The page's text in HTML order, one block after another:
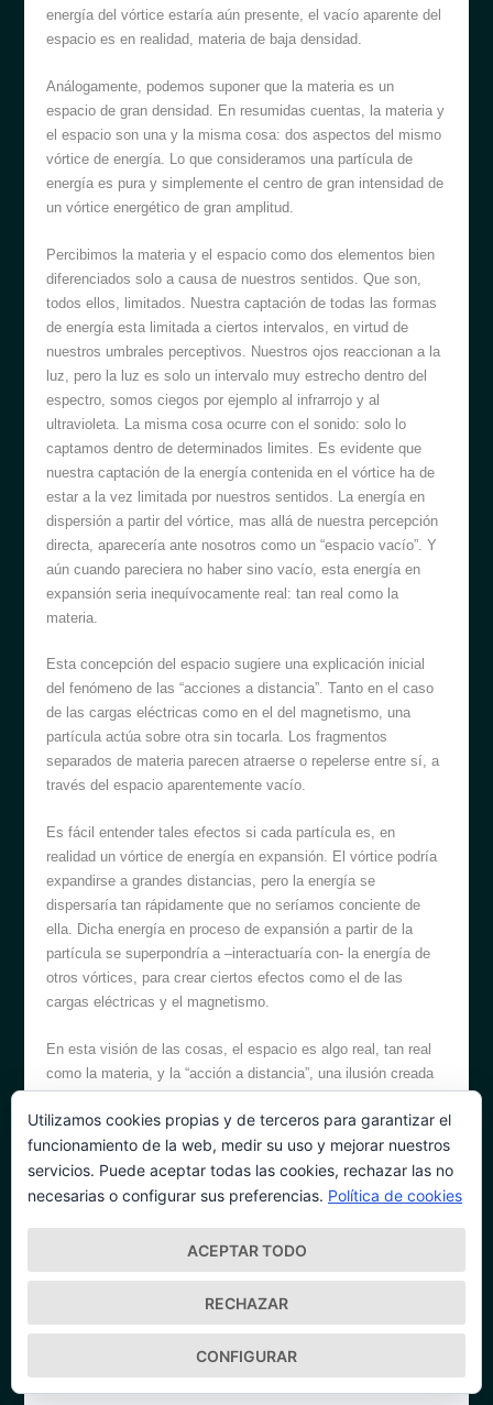
energía del vórtice estaría aún presente, el vacío aparente del
espacio es en realidad, materia de baja densidad.
Análogamente, podemos suponer que la materia es un
espacio de gran densidad. En resumidas cuentas, la materia y
el espacio son una y la misma cosa: dos aspectos del mismo
vórtice de energía. Lo que consideramos una partícula de
energía es pura y simplemente el centro de gran intensidad de
un vórtice energético de gran amplitud.
Percibimos la materia y el espacio como dos elementos bien
diferenciados solo a causa de nuestros sentidos. Que son,
todos ellos, limitados. Nuestra captación de todas las formas
de energía esta limitada a ciertos intervalos, en virtud de
nuestros umbrales perceptivos. Nuestros ojos reaccionan a la
luz, pero la luz es solo un intervalo muy estrecho dentro del
espectro, somos ciegos por ejemplo al infrarrojo y al
ultravioleta. La misma cosa ocurre con el sonido: solo lo
captamos dentro de determinados limites. Es evidente que
nuestra captación de la energía contenida en el vórtice ha de
estar a la vez limitada por nuestros sentidos. La energía en
dispersión a partir del vórtice, mas allá de nuestra percepción
directa, aparecería ante nosotros como un “espacio vacío”. Y
aún cuando pareciera no haber sino vacío, esta energía en
expansión seria inequívocamente real: tan real como la
materia.
Esta concepción del espacio sugiere una explicación inicial
del fenómeno de las “acciones a distancia”. Tanto en el caso
de las cargas eléctricas como en el del magnetismo, una
partícula actúa sobre otra sin tocarla. Los fragmentos
separados de materia parecen atraerse o repelerse entre sí, a
través del espacio aparentemente vacío.
Es fácil entender tales efectos si cada partícula es, en
realidad un vórtice de energía en expansión. El vórtice podría
expandirse a grandes distancias, pero la energía se
dispersaría tan rápidamente que no seríamos conciente de
ella. Dicha energía en proceso de expansión a partir de la
partícula se superpondría a –interactuaría con- la energía de
otros vórtices, para crear ciertos efectos como el de las
cargas eléctricas y el magnetismo.
En esta visión de las cosas, el espacio es algo real, tan real
como la materia, y la “acción a distancia”, una ilusión creada
La materia es la región central del vórtice, de gran intensidad,
que sí podemos detectar con nuestros sentidos. El espacio se
origina en las regiones más tenues, periféricas del vórtice: allí
“espacio” transfiere la naturaleza intrínsecamente dinámica de
“superficie” es algo subjetivo, en ningún caso un hecho
objetivo… determinado en rigor por nuestra capacidad limitada
de percibir tan solo una intensidad menor de la energía en
Utilizamos cookies propias y de terceros para garantizar el
funcionamiento de la web, medir su uso y mejorar nuestros
servicios. Puede aceptar todas las cookies, rechazar las no
necesarias o configurar sus preferencias. Política de cookies
ACEPTAR TODO
RECHAZAR
CONFIGURAR